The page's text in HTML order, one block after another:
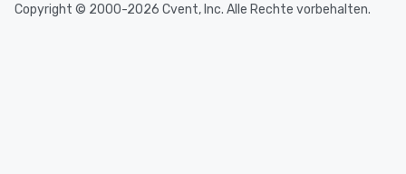
Copyright © 2000-2026 Cvent, Inc. Alle Rechte vorbehalten.